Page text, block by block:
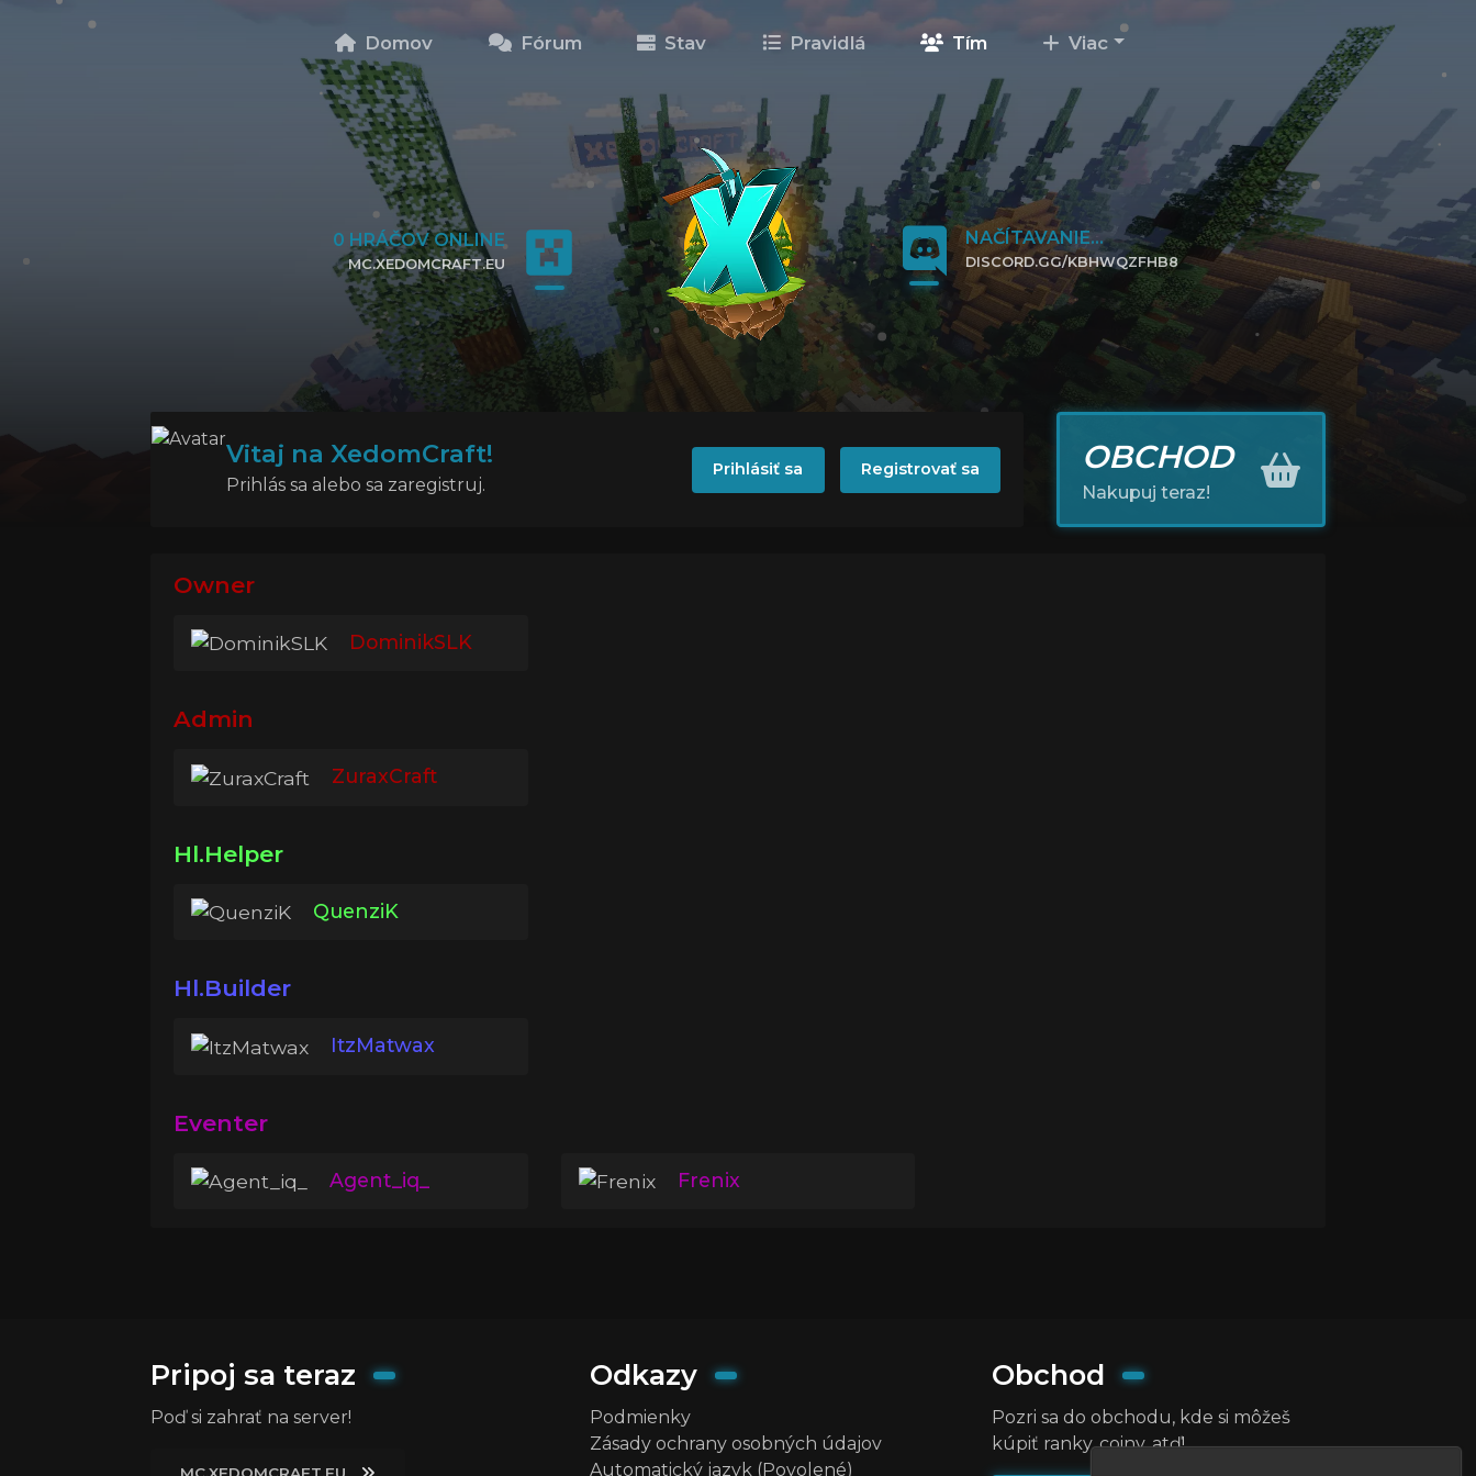
Domov Fórum Stav Pravidlá Tím Viac
0 HRÁČOV ONLINE
MC.XEDOMCRAFT.EU
KLIKNITE PRE SKOPÍROVANIE IP
NAČÍTAVANIE...
DISCORD.GG/KBHWQZFHB8
KLIKNITE PRE PRIPOJENIE
Vitaj na XedomCraft!
Prihlás sa alebo sa zaregistruj.
Prihlásiť sa Registrovať sa OBCHOD
Nakupuj teraz!
Owner
DominikSLK
Admin
ZuraxCraft
Hl.Helper
QuenziK
Hl.Builder
ItzMatwax
Eventer
Agent_iq_ Frenix
Pripoj sa teraz
Poď si zahrať na server!
MC.XEDOMCRAFT.EU
Odkazy
Podmienky
Zásady ochrany osobných údajov
Automatický jazyk (Povolené)
Obchod
Pozri sa do obchodu, kde si môžeš
kúpiť ranky, coiny, atď!